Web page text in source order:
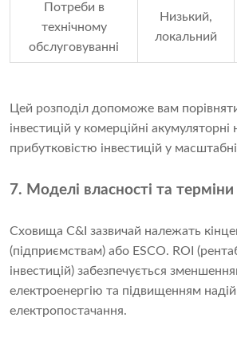
Потреби в
технічному
обслуговуванні
Низький,
локальний
Цей розподіл допоможе вам
інвестицій у комерційні акумуляторні
прибутковістю інвестицій у
7. Моделі власності та терміни
Сховища C&I зазвичай належать
(підприємствам) або ESCO. ROI
інвестицій) забезпечується
електроенергію та підвищенням
електропостачання.